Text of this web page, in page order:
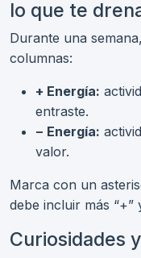
lo que te
Durante una
columnas:
+ Energía:
entraste.
− Energía:
valor.
Marca con un
debe incluir más “+”
Curiosidades